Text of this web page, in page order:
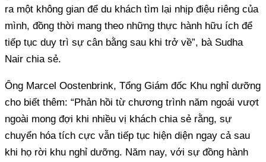
ra một không gian để du khách tìm lại nhịp điệu riêng của
mình, đồng thời mang theo những thực hành hữu ích để
tiếp tục duy trì sự cân bằng sau khi trở về”, bà Sudha
Nair chia sẻ.
Ông Marcel Oostenbrink, Tổng Giám đốc Khu nghỉ dưỡng
cho biết thêm: “Phản hồi từ chương trình năm ngoái vượt
ngoài mong đợi khi nhiều vị khách chia sẻ rằng, sự
chuyển hóa tích cực vẫn tiếp tục hiện diện ngay cả sau
khi họ rời khu nghỉ dưỡng. Năm nay, với sự đồng hành